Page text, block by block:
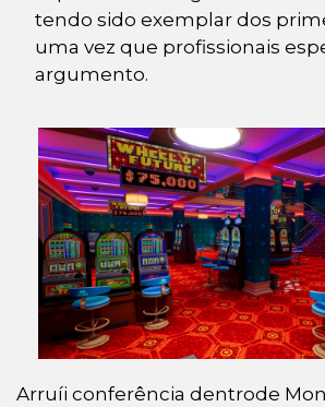
tendo sido exemplar dos
uma vez que profissionais
argumento.
Arruíi conferência dentrode